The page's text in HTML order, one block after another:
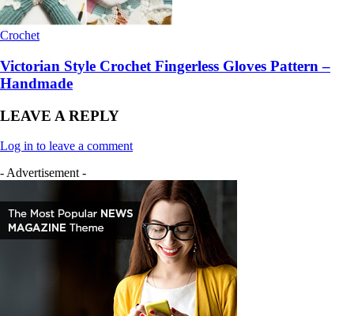
Crochet
Victorian Style Crochet Fingerless Gloves Pattern –
Handmade
LEAVE A REPLY
Log in to leave a comment
- Advertisement -